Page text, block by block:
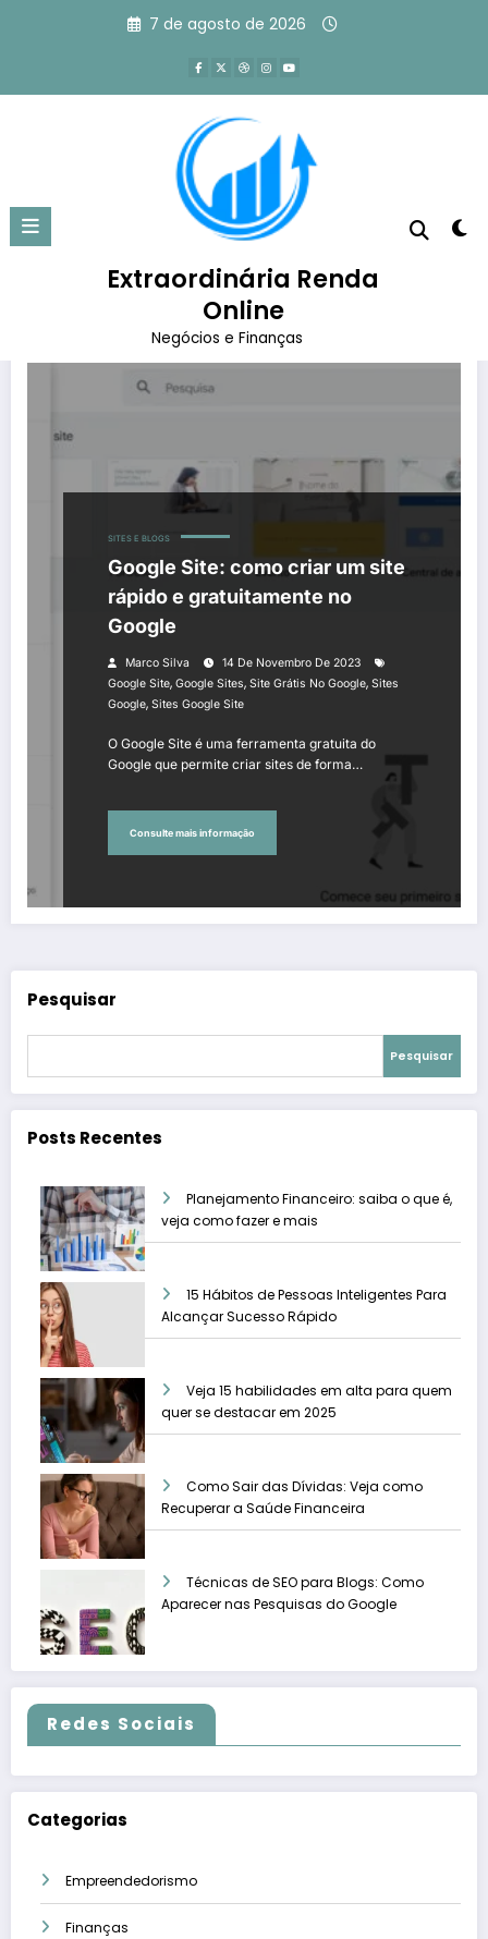
7 de agosto de 2026
Extraordinária Renda
Online
Negócios e Finanças
Tag: site grátis no google
SITES E BLOGS
Google Site: como criar um site
rápido e gratuitamente no
Google
Marco Silva
14 De Novembro De 2023
Google Site, Google Sites, Site Grátis No Google, Sites
Google, Sites Google Site
O Google Site é uma ferramenta gratuita do
Google que permite criar sites de forma…
Consulte mais informação
Pesquisar
Pesquisar
Posts Recentes
Planejamento Financeiro: saiba o que é,
veja como fazer e mais
15 Hábitos de Pessoas Inteligentes Para
Alcançar Sucesso Rápido
Veja 15 habilidades em alta para quem
quer se destacar em 2025
Como Sair das Dívidas: Veja como
Recuperar a Saúde Financeira
Técnicas de SEO para Blogs: Como
Aparecer nas Pesquisas do Google
Redes Sociais
Categorias
Empreendedorismo
Finanças